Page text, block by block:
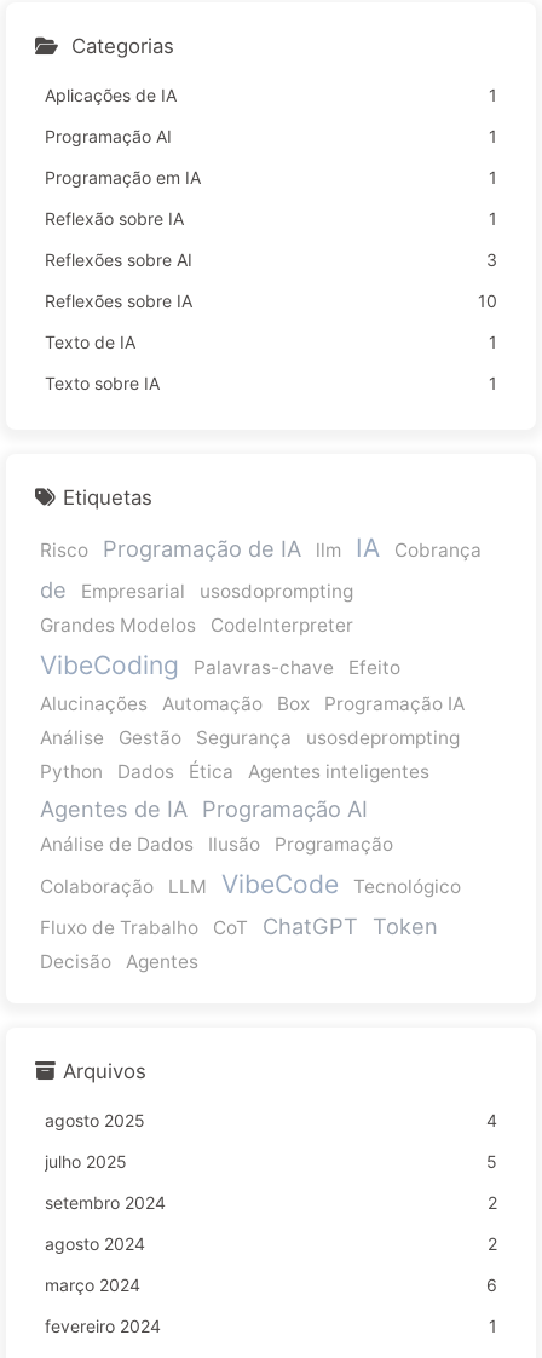
Categorias
Aplicações de IA
1
Programação AI
1
Programação em IA
1
Reflexão sobre IA
1
Reflexões sobre AI
3
Reflexões sobre IA
10
Texto de IA
1
Texto sobre IA
1
Etiquetas
Risco Programação de IA llm IA Cobrança
de Empresarial
usosdoprompting
Grandes Modelos
CodeInterpreter
VibeCoding Palavras-chave
Efeito
Alucinações
Automação Box
Programação IA
Análise
Gestão Segurança
usosdeprompting
Python
Dados Ética Agentes inteligentes
Agentes de IA Programação AI
Análise de Dados Ilusão
Programação
Colaboração
LLM VibeCode
Tecnológico
Fluxo de Trabalho
CoT ChatGPT Token
Decisão Agentes
Arquivos
agosto 2025
4
julho 2025
5
setembro 2024
2
agosto 2024
2
março 2024
6
fevereiro 2024
1